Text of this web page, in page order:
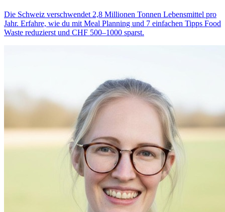
Die Schweiz verschwendet 2,8 Millionen Tonnen Lebensmittel pro
Jahr. Erfahre, wie du mit Meal Planning und 7 einfachen Tipps Food
Waste reduzierst und CHF 500–1000 sparst.